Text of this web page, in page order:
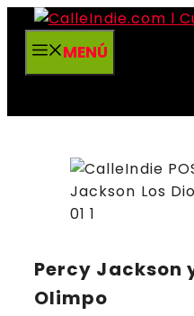
Saltar
contenidoMENÚ
Percy Jackson
Olimpo